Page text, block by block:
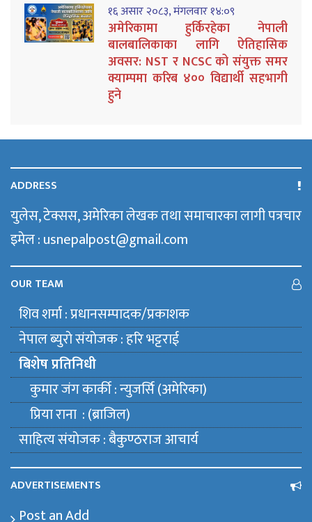
१६ असार २०८३, मंगलवार १४:०९
अमेरिकामा हुर्किरहेका नेपाली
बालबालिकाका लागि ऐतिहासिक
अवसर: NST र NCSC को संयुक्त समर
क्याम्पमा करिब ४०० विद्यार्थी सहभागी
हुने
ADDRESS
युलेस, टेक्सस, अमेरिका लेखक तथा समाचारका लागी पत्रचार
इमेल : usnepalpost@gmail.com
OUR TEAM
शिव शर्मा : प्रधानसम्पादक/प्रकाशक
नेपाल ब्युराे संयाेजक : हरि भट्टराई
बिशेष प्रतिनिधी
कुमार जंग कार्की : न्युजर्सि (अमेरिका)
प्रिया राना : (ब्राजिल)
साहित्य संयाेजक : बैकुण्ठराज आचार्य
ADVERTISEMENTS
Post an Add